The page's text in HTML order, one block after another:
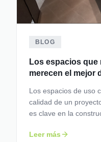
BLOG
Los espacios que
merecen el mejor
Los espacios de uso
calidad de un
es clave en la
Leer más